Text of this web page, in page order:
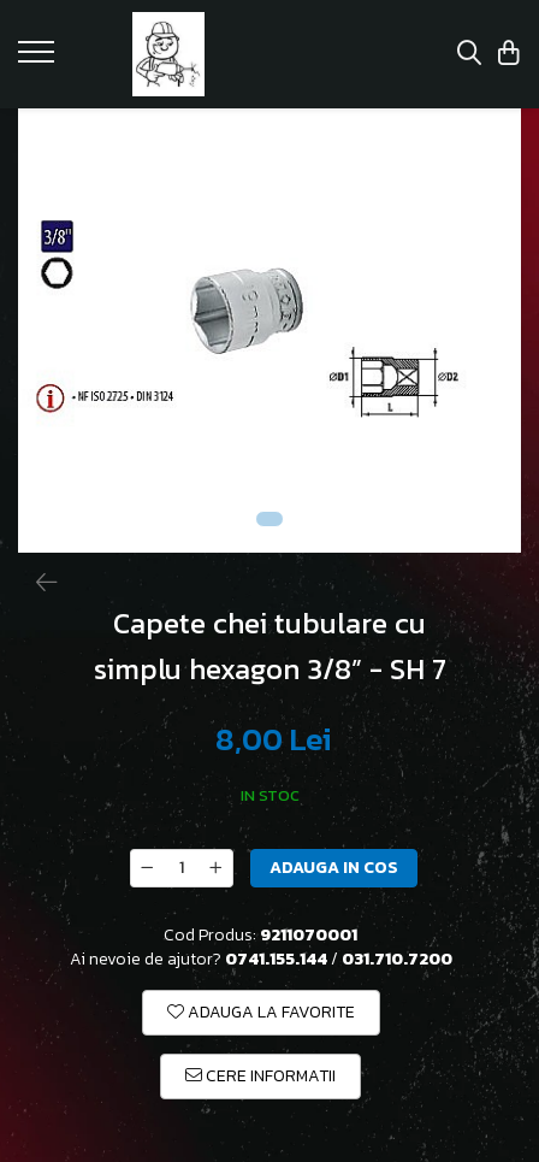
Capete chei tubulare cu
simplu hexagon 3/8” - SH 7
8,00 Lei
IN STOC
ADAUGA IN COS
Cod Produs: 9211070001
Ai nevoie de ajutor? 0741.155.144/ 031.710.7200
ADAUGA LA FAVORITE
CERE INFORMATII